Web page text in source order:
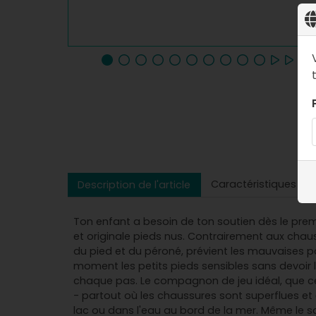
Description de l'article Caractéristiques
Ton enfant a besoin de ton soutien dès le
et originale pieds nus. Contrairement aux
du pied et du péroné, prévient les mauvaises
moment les petits pieds sensibles sans
chaque pas. Le compagnon de jeu idéal, que
- partout où les chaussures sont superflues
lac ou dans l'eau au bord de la mer. Même le